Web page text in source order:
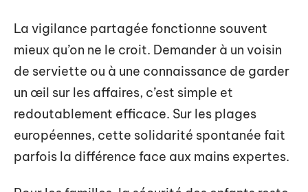
La vigilance partagée fonctionne souvent
mieux qu’on ne le croit. Demander à un voisin
de serviette ou à une connaissance de garder
un œil sur les affaires, c’est simple et
redoutablement efficace. Sur les plages
européennes, cette solidarité spontanée fait
parfois la différence face aux mains expertes.